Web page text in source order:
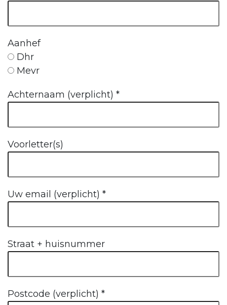
Aanhef
Dhr
Mevr
Achternaam (verplicht) *
Voorletter(s)
Uw email (verplicht) *
Straat + huisnummer
Postcode (verplicht) *